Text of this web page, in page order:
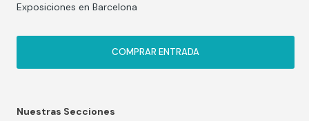
Exposiciones en Barcelona
COMPRAR ENTRADA
Nuestras Secciones